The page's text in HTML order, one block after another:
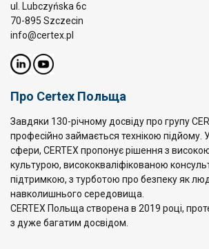
ul. Lubczyńska 6c
70-895 Szczecin
info@certex.pl
Про Certex Польща
Завдяки 130-річному досвіду про групу
професійно займається технікою підйому. У
сфери, CERTEX пропонує рішення з
культурою, висококваліфікованою
підтримкою, з турботою про безпеку як
навколишнього середовища.
CERTEX Польща створена в 2019 році,
з дуже багатим досвідом.